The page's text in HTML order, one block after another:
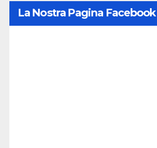
La Nostra Pagina Facebook